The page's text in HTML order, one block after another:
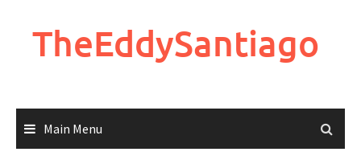
TheEddySantiago
Main Menu